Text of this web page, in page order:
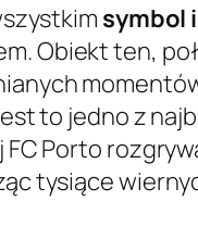
symbol
Obiekt ten,
to jedno z
Porto
tysiące